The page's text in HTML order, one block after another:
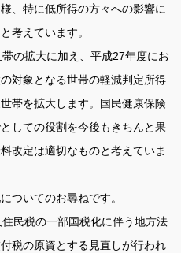
、特に低所得の方々への影響に
考えています。
の拡大に加え、平成27年度にお
対象となる世帯の軽減判定所得
帯を拡大します。国民健康保険
しての役割を今後もきちんと果
改定は適切なものと考えていま
ついてのお尋ねです。
民税の一部国税化に伴う地方法
税の原資とする見直しが行われ